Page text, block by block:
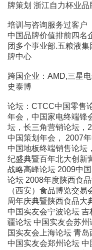
牌策划 浙江自力杯业
培训与咨询服务过客户
中国品牌价值排前四名
团多个事业部.五粮液
牌中心
跨国企业：AMD,三星
史泰博
论坛：CTCC中国零售
年会，中国家电终端锋
坛，长三角营销论坛，
中国策划年会， 2007
中国地板终端销售论坛
纪盛典暨百年北大创新
战略高峰论坛 2009中
论坛 2008年度陕西食
（西安）食品博览交
周年庆典暨陕西食品大
中国实友会宁波论坛
疆论坛 中国实友会苏
国实友会上海论坛 青
中国实友会郑州论坛